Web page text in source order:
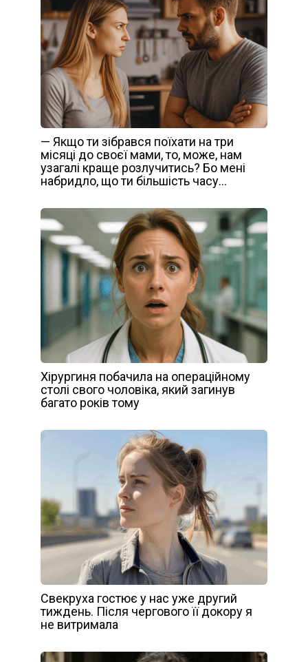
— Якщо ти зібрався поїхати на три
місяці до своєї мами, то, може, нам
узагалі краще розлучитись? Бо мені
набридло, що ти більшість часу…
Хірургиня побачила на операційному
столі свого чоловіка, який загинув
багато років тому
Свекруха гостює у нас уже другий
тиждень. Після чергового її докору я
не витримала